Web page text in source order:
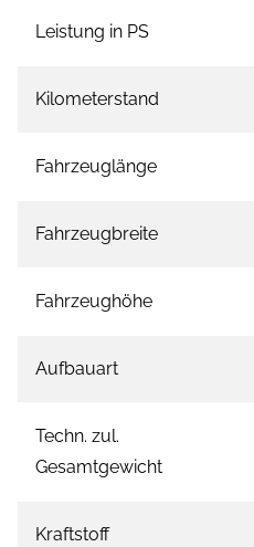
Leistung in PS
Kilometerstand
Fahrzeuglänge
Fahrzeugbreite
Fahrzeughöhe
Aufbauart
Techn. zul.
Gesamtgewicht
Kraftstoff